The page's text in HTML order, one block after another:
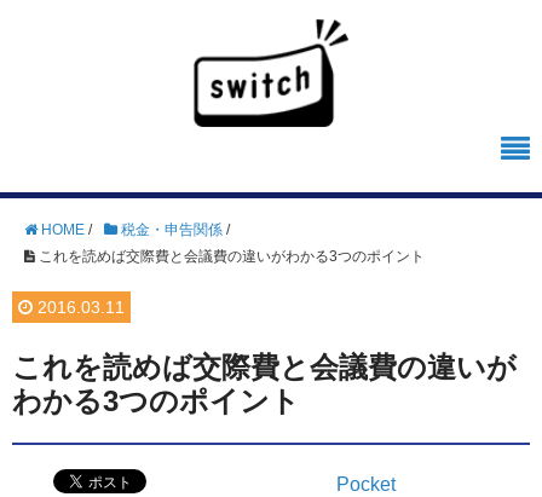
HOME / 税金・申告関係 /
これを読めば交際費と会議費の違いがわかる3つのポイント
2016.03.11
これを読めば交際費と会議費の違いが
わかる3つのポイント
Pocket